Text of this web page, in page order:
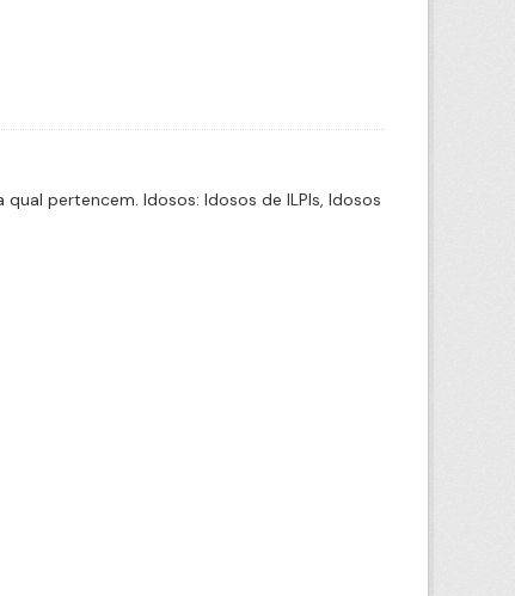
pertencem. Idosos: Idosos de ILPIs, Idosos